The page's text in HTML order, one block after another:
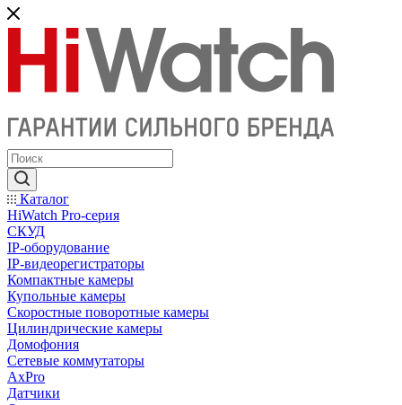
Каталог
HiWatch Pro-серия
CКУД
IP-оборудование
IP-видеорегистраторы
Компактные камеры
Купольные камеры
Скоростные поворотные камеры
Цилиндрические камеры
Домофония
Сетевые коммутаторы
AxPro
Датчики